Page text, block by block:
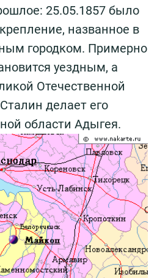
25.05.1857 было
названное в
городком. Примерно
уездным, а
Отечественной
делает его
области Адыгея.